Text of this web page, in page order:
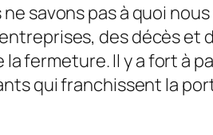
savons pas à quoi
des décès et
fermeture. Il y a fort à
qui franchissent la